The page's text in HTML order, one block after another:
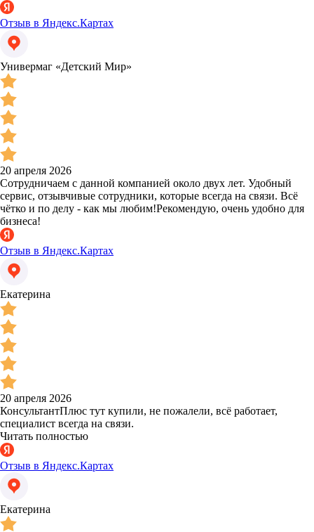
Отзыв в Яндекс.Картах
Универмаг «Детский Мир»
20 апреля 2026
Сотрудничаем с данной компанией около двух лет. Удобный
сервис, отзывчивые сотрудники, которые всегда на связи. Всё
чётко и по делу - как мы любим!Рекомендую, очень удобно для
бизнеса!
Отзыв в Яндекс.Картах
Екатерина
20 апреля 2026
КонсультантПлюс тут купили, не пожалели, всё работает,
специалист всегда на связи.
Читать полностью
Отзыв в Яндекс.Картах
Екатерина